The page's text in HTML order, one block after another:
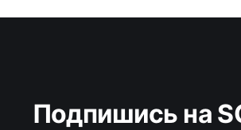
Подпишись на